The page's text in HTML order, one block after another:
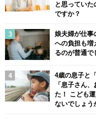
と思っていた
ですか？
娘夫婦が仕事
への負担も増
るのが普通で
4歳の息子と
「息子さん
た！ こども
ないでしょう